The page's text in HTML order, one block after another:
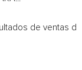
de ventas de